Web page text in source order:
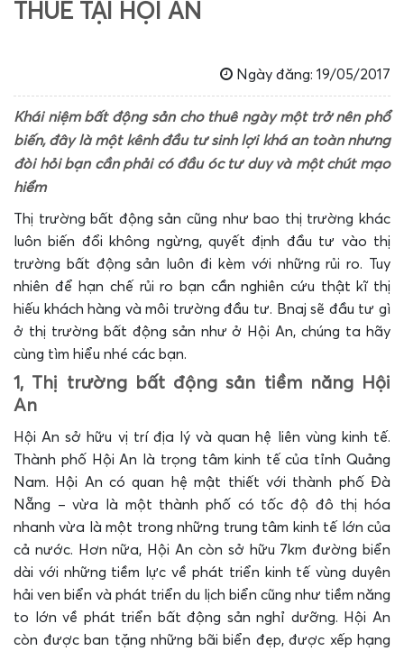
THUÊ TẠI HỘI AN
Ngày đăng: 19/05/2017
Khái niệm bất động sản cho thuê ngày một trở nên phổ
biến, đây là một kênh đầu tư sinh lợi khá an toàn nhưng
đòi hỏi bạn cần phải có đầu óc tư duy và một chút mạo
hiểm
Thị trường bất động sản cũng như bao thị trường khác
luôn biến đổi không ngừng, quyết định đầu tư vào thị
trường bất động sản luôn đi kèm với những rủi ro. Tuy
nhiên để hạn chế rủi ro bạn cần nghiên cứu thật kĩ thị
hiếu khách hàng và môi trường đầu tư. Bnaj sẽ đầu tư gì
ở thị trường bất động sản như ở Hội An, chúng ta hãy
cùng tìm hiểu nhé các bạn.
1, Thị trường bất động sản tiềm năng Hội
An
Hội An sở hữu vị trí địa lý và quan hệ liên vùng kinh tế.
Thành phố Hội An là trọng tâm kinh tế của tỉnh Quảng
Nam. Hội An có quan hệ mật thiết với thành phố Đà
Nẵng – vừa là một thành phố có tốc độ đô thị hóa
nhanh vừa là một trong những trung tâm kinh tế lớn của
cả nước. Hơn nữa, Hội An còn sở hữu 7km đường biển
dài với những tiềm lực về phát triển kinh tế vùng duyên
hải ven biển và phát triển du lịch biển cũng như tiềm năng
to lớn về phát triển bất động sản nghỉ dưỡng. Hội An
còn được ban tặng những bãi biển đẹp, được xếp hạng